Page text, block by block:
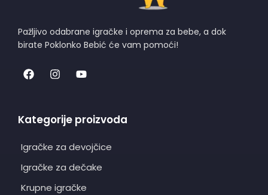
Pažljivo odabrane igračke i oprema za bebe, a dok
birate Poklonko Bebić će vam pomoći!
Kategorije proizvoda
Igračke za devojčice
Igračke za dečake
Krupne igračke